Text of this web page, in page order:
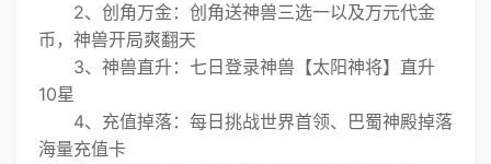
2、创角万金：创角送神兽三选一以及万元代金
币，神兽开局爽翻天
3、神兽直升：七日登录神兽【太阳神将】直升
10星
4、充值掉落：每日挑战世界首领、巴蜀神殿掉落
海量充值卡